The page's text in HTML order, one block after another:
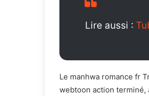
Lire aussi :
Le manhwa romance fr
webtoon action terminé,